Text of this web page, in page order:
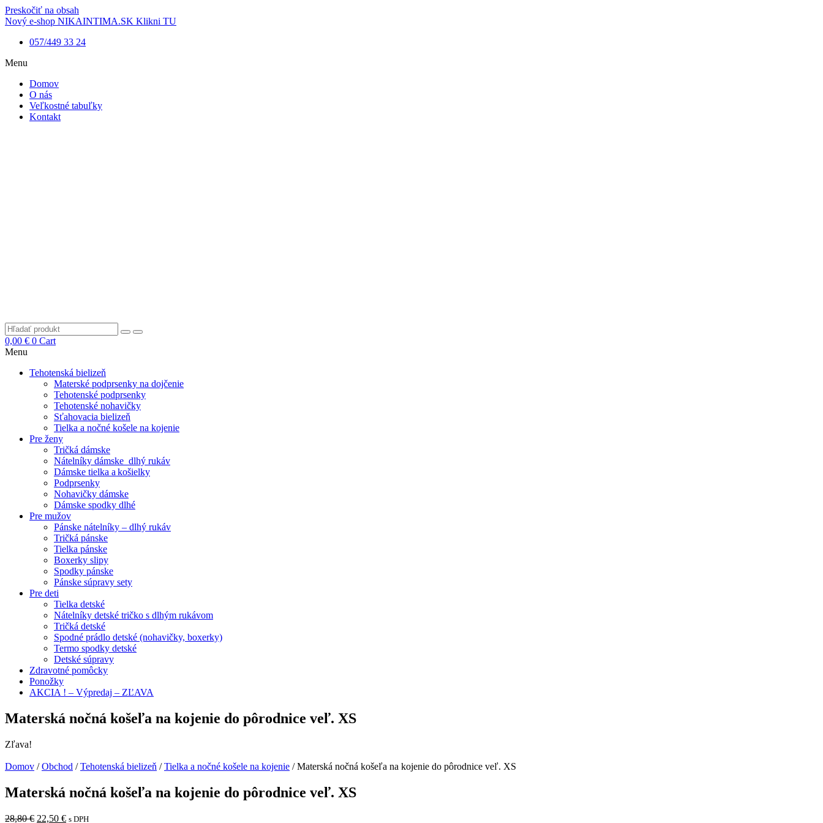
Preskočiť na obsah
Nový e-shop NIKAINTIMA.SK Klikni TU
057/449 33 24
Menu
Domov
O nás
Veľkostné tabuľky
Kontakt
0,00 € 0 Cart
Menu
Tehotenská bielizeň
Materské podprsenky na dojčenie
Tehotenské podprsenky
Tehotenské nohavičky
Sťahovacia bielizeň
Tielka a nočné košele na kojenie
Pre ženy
Tričká dámske
Nátelníky dámske dlhý rukáv
Dámske tielka a košielky
Podprsenky
Nohavičky dámske
Dámske spodky dlhé
Pre mužov
Pánske nátelníky – dlhý rukáv
Tričká pánske
Tielka pánske
Boxerky slipy
Spodky pánske
Pánske súpravy sety
Pre deti
Tielka detské
Nátelníky detské tričko s dlhým rukávom
Tričká detské
Spodné prádlo detské (nohavičky, boxerky)
Termo spodky detské
Detské súpravy
Zdravotné pomôcky
Ponožky
AKCIA ! – Výpredaj – ZĽAVA
Materská nočná košeľa na kojenie do pôrodnice veľ. XS
Zľava!
Domov /Obchod /Tehotenská bielizeň /Tielka a nočné košele na kojenie / Materská nočná košeľa na kojenie do pôrodnice veľ. XS
Materská nočná košeľa na kojenie do pôrodnice veľ. XS
28,80€ 22,50 € s DPH